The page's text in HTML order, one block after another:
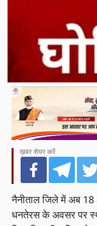
ख़बर शेयर करें
नैनीताल जिले में अब
धनतेरस के अवसर पर